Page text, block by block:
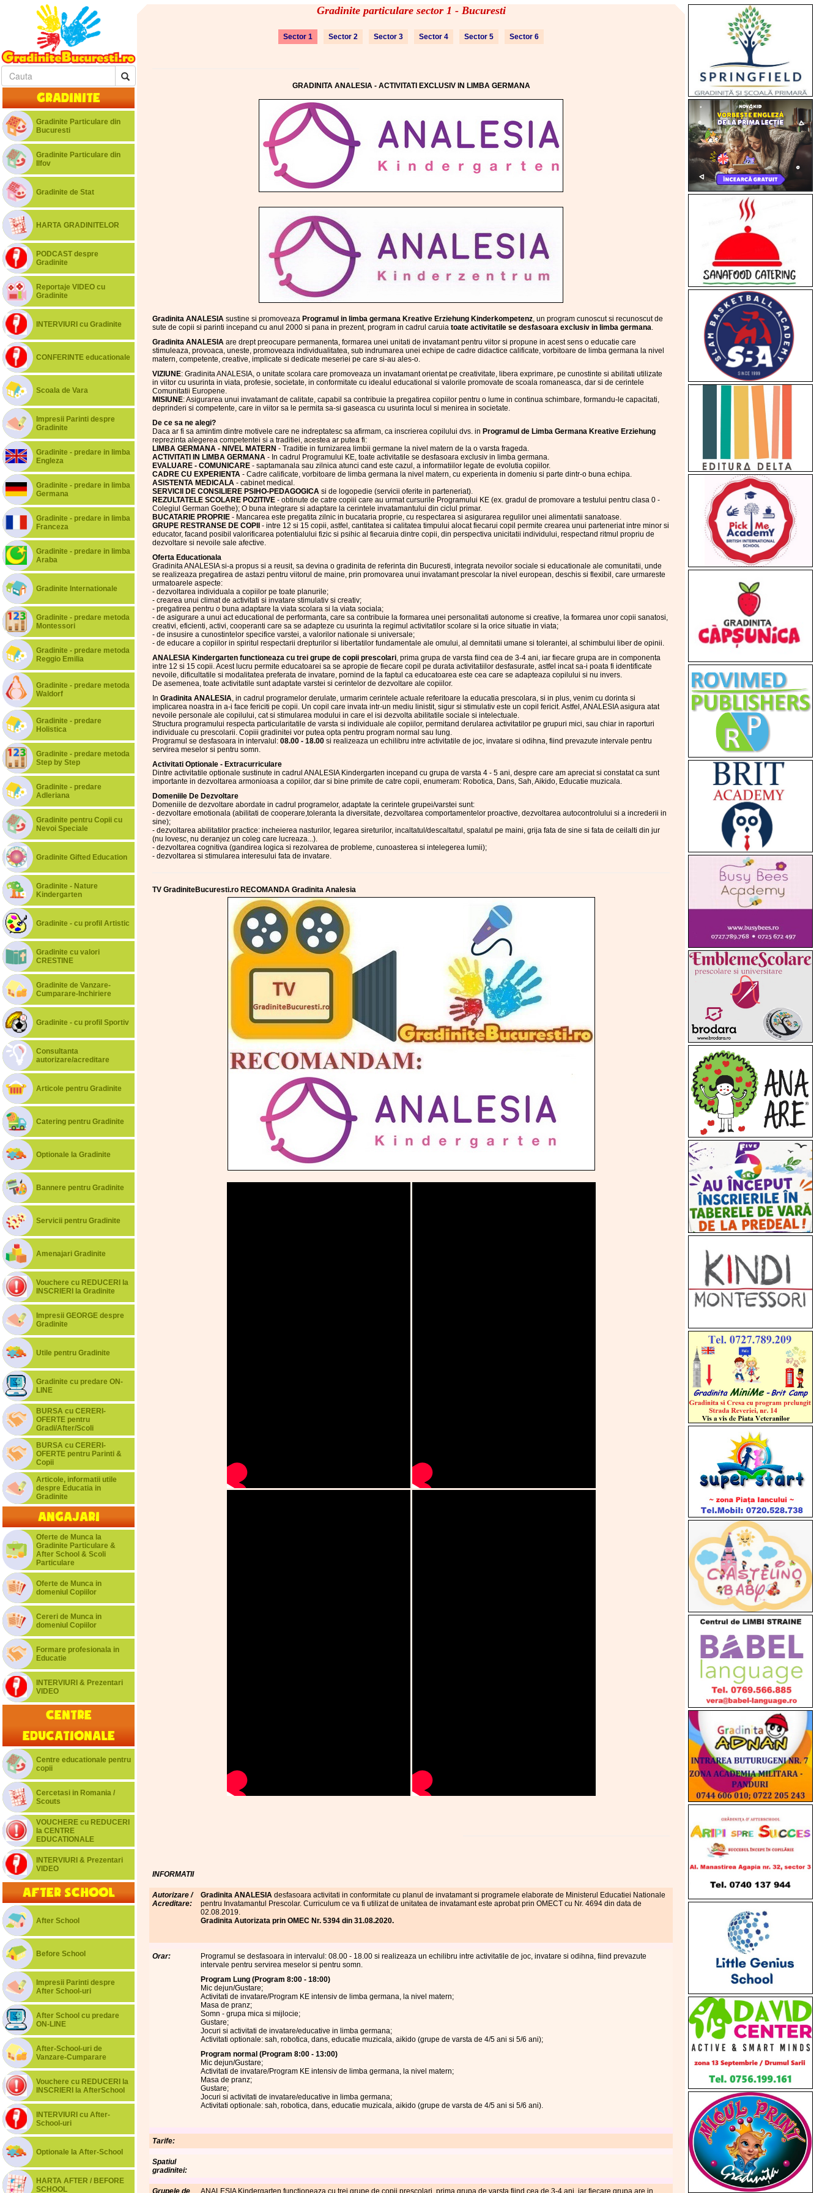
Gradinite
Gradinite Particulare din
Bucuresti
Gradinite Particulare din
Ilfov
Gradinite de Stat
HARTA GRADINITELOR
PODCAST despre
Gradinite
Reportaje VIDEO cu
Gradinite
INTERVIURI cu Gradinite
CONFERINTE educationale
Scoala de Vara
Impresii Parinti despre
Gradinite
Gradinite - predare in limba
Engleza
Gradinite - predare in limba
Germana
Gradinite - predare in limba
Franceza
Gradinite - predare in limba
Araba
Gradinite Internationale
Gradinite - predare metoda
Montessori
Gradinite - predare metoda
Reggio Emilia
Gradinite - predare metoda
Waldorf
Gradinite - predare
Holistica
Gradinite - predare metoda
Step by Step
Gradinite - predare
Adleriana
Gradinite pentru Copii cu
Nevoi Speciale
Gradinite Gifted Education
Gradinite - Nature
Kindergarten
Gradinite - cu profil Artistic
Gradinite cu valori
CRESTINE
Gradinite de Vanzare-
Cumparare-Inchiriere
Gradinite - cu profil Sportiv
Consultanta
autorizare/acreditare
Articole pentru Gradinite
Catering pentru Gradinite
Optionale la Gradinite
Bannere pentru Gradinite
Servicii pentru Gradinite
Amenajari Gradinite
Vouchere cu REDUCERI la
INSCRIERI la Gradinite
Impresii GEORGE despre
Gradinite
Utile pentru Gradinite
Gradinite cu predare ON-
LINE
BURSA cu CERERI-
OFERTE pentru
Gradi/After/Scoli
BURSA cu CERERI-
OFERTE pentru Parinti &
Copii
Articole, informatii utile
despre Educatia in
Gradinite
Angajari
Oferte de Munca la
Gradinite Particulare &
After School & Scoli
Particulare
Oferte de Munca in
domeniul Copiilor
Cereri de Munca in
domeniul Copiilor
Formare profesionala in
Educatie
INTERVIURI & Prezentari
VIDEO
Centre
educationale
Centre educationale pentru
copii
Cercetasi in Romania /
Scouts
VOUCHERE cu REDUCERI
la CENTRE
EDUCATIONALE
INTERVIURI & Prezentari
VIDEO
After School
After School
Before School
Impresii Parinti despre
After School-uri
After School cu predare
ON-LINE
After-School-uri de
Vanzare-Cumparare
Vouchere cu REDUCERI la
INSCRIERI la AfterSchool
INTERVIURI cu After-
School-uri
Optionale la After-School
HARTA AFTER / BEFORE
SCHOOL
Gradinite particulare sector 1 - Bucuresti
Sector 1 Sector 2 Sector 3 Sector 4 Sector 5 Sector 6
GRADINITA ANALESIA - ACTIVITATI EXCLUSIV IN LIMBA GERMANA
Gradinita ANALESIA sustine si promoveaza Programul in limba germana Kreative Erziehung Kinderkompetenz, un program cunoscut si recunoscut de
sute de copii si parinti incepand cu anul 2000 si pana in prezent, program in cadrul caruia toate activitatile se desfasoara exclusiv in limba germana.
Gradinita ANALESIA are drept preocupare permanenta, formarea unei unitati de invatamant pentru viitor si propune in acest sens o educatie care
stimuleaza, provoaca, uneste, promoveaza individualitatea, sub indrumarea unei echipe de cadre didactice calificate, vorbitoare de limba germana la nivel
matern, competente, creative, implicate si dedicate meseriei pe care si-au ales-o.
VIZIUNE: Gradinita ANALESIA, o unitate scolara care promoveaza un invatamant orientat pe creativitate, libera exprimare, pe cunostinte si abilitati utilizate
in viitor cu usurinta in viata, profesie, societate, in conformitate cu idealul educational si valorile promovate de scoala romaneasca, dar si de cerintele
Comunitatii Europene.
MISIUNE: Asigurarea unui invatamant de calitate, capabil sa contribuie la pregatirea copiilor pentru o lume in continua schimbare, formandu-le capacitati,
deprinderi si competente, care in viitor sa le permita sa-si gaseasca cu usurinta locul si menirea in societate.
De ce sa ne alegi?
Daca ar fi sa amintim dintre motivele care ne indreptatesc sa afirmam, ca inscrierea copilului dvs. in Programul de Limba Germana Kreative Erziehung
reprezinta alegerea competentei si a traditiei, acestea ar putea fi:
LIMBA GERMANA - NIVEL MATERN - Traditie in furnizarea limbii germane la nivel matern de la o varsta frageda.
ACTIVITATI IN LIMBA GERMANA - In cadrul Programului KE, toate activitatile se desfasoara exclusiv in limba germana.
EVALUARE - COMUNICARE - saptamanala sau zilnica atunci cand este cazul, a informatiilor legate de evolutia copiilor.
CADRE CU EXPERIENTA - Cadre calificate, vorbitoare de limba germana la nivel matern, cu experienta in domeniu si parte dintr-o buna echipa.
ASISTENTA MEDICALA - cabinet medical.
SERVICII DE CONSILIERE PSIHO-PEDAGOGICA si de logopedie (servicii oferite in parteneriat).
REZULTATELE SCOLARE POZITIVE - obtinute de catre copiii care au urmat cursurile Programului KE (ex. gradul de promovare a testului pentru clasa 0 -
Colegiul German Goethe); O buna integrare si adaptare la cerintele invatamantului din ciclul primar.
BUCATARIE PROPRIE - Mancarea este pregatita zilnic in bucataria proprie, cu respectarea si asigurarea regulilor unei alimentatii sanatoase.
GRUPE RESTRANSE DE COPII
- intre 12 si 15 copii, astfel, cantitatea si calitatea timpului alocat fiecarui copil permite crearea unui parteneriat intre minor si
educator, facand posibil valorificarea potentialului fizic si psihic al fiecaruia dintre copii, din perspectiva unicitatii individului, respectand ritmul propriu de
dezvoltare si nevoile sale afective.
Oferta Educationala
Gradinita ANALESIA si-a propus si a reusit, sa devina o gradinita de referinta din Bucuresti, integrata nevoilor sociale si educationale ale comunitatii, unde
se realizeaza pregatirea de astazi pentru viitorul de maine, prin promovarea unui invatamant prescolar la nivel european, deschis si flexibil, care urmareste
urmatoarele aspecte:
- dezvoltarea individuala a copiilor pe toate planurile;
- crearea unui climat de activitati si invatare stimulativ si creativ;
- pregatirea pentru o buna adaptare la viata scolara si la viata sociala;
- de asigurare a unui act educational de performanta, care sa contribuie la formarea unei personalitati autonome si creative, la formarea unor copii sanatosi,
creativi, eficienti, activi, cooperanti care sa se adapteze cu usurinta la regimul activitatilor scolare si la orice situatie in viata;
- de insusire a cunostintelor specifice varstei, a valorilor nationale si universale;
- de educare a copiilor in spiritul respectarii drepturilor si libertatilor fundamentale ale omului, al demnitatii umane si tolerantei, al schimbului liber de opinii.
ANALESIA Kindergarten functioneaza cu trei grupe de copii prescolari, prima grupa de varsta fiind cea de 3-4 ani, iar fiecare grupa are in componenta
intre 12 si 15 copii. Acest lucru permite educatoarei sa se apropie de fiecare copil pe durata activitatiilor desfasurate, astfel incat sa-i poata fi identificate
nevoile, dificultatile si modalitatea preferata de invatare, pornind de la faptul ca educatoarea este cea care se adapteaza copilului si nu invers.
De asemenea, toate activitatile sunt adaptate varstei si cerintelor de dezvoltare ale copiilor.
In Gradinita ANALESIA, in cadrul programelor derulate, urmarim cerintele actuale referitoare la educatia prescolara, si in plus, venim cu dorinta si
implicarea noastra in a-i face fericiti pe copii. Un copil care invata intr-un mediu linistit, sigur si stimulativ este un copil fericit. Astfel, ANALESIA asigura atat
nevoile personale ale copilului, cat si stimularea modului in care el isi dezvolta abilitatile sociale si intelectuale.
Structura programului respecta particularitatile de varsta si individuale ale copiilor, permitand derularea activitatilor pe grupuri mici, sau chiar in raporturi
individuale cu prescolarii. Copiii gradinitei vor putea opta pentru program normal sau lung.
Programul se desfasoara in intervalul: 08.00 - 18.00 si realizeaza un echilibru intre activitatile de joc, invatare si odihna, fiind prevazute intervale pentru
servirea meselor si pentru somn.
Activitati Optionale - Extracurriculare
Dintre activitatile optionale sustinute in cadrul ANALESIA Kindergarten incepand cu grupa de varsta 4 - 5 ani, despre care am apreciat si constatat ca sunt
importante in dezvoltarea armonioasa a copiilor, dar si bine primite de catre copii, enumeram: Robotica, Dans, Sah, Aikido, Educatie muzicala.
Domeniile De Dezvoltare
Domeniile de dezvoltare abordate in cadrul programelor, adaptate la cerintele grupei/varstei sunt:
- dezvoltare emotionala (abilitati de cooperare,toleranta la diversitate, dezvoltarea comportamentelor proactive, dezvoltarea autocontrolului si a increderii in
sine);
- dezvoltarea abilitatilor practice: incheierea nasturilor, legarea sireturilor, incaltatul/descaltatul, spalatul pe maini, grija fata de sine si fata de ceilalti din jur
(nu lovesc, nu deranjez un coleg care lucreaza...).
- dezvoltarea cognitiva (gandirea logica si rezolvarea de probleme, cunoasterea si intelegerea lumii);
- dezvoltarea si stimularea interesului fata de invatare.
TV GradiniteBucuresti.ro RECOMANDA Gradinita Analesia
INFORMATII
Autorizare /
Acreditare:
Gradinita ANALESIA desfasoara activitati in conformitate cu planul de invatamant si programele elaborate de Ministerul Educatiei Nationale
pentru Invatamantul Prescolar. Curriculum ce va fi utilizat de unitatea de invatamant este aprobat prin OMECT cu Nr. 4694 din data de
02.08.2019.
Gradinita Autorizata prin OMEC Nr. 5394 din 31.08.2020.
Orar:
Programul se desfasoara in intervalul: 08.00 - 18.00 si realizeaza un echilibru intre activitatile de joc, invatare si odihna, fiind prevazute
intervale pentru servirea meselor si pentru somn.
Program Lung (Program 8:00 - 18:00)
Mic dejun/Gustare;
Activitati de invatare/Program KE intensiv de limba germana, la nivel matern;
Masa de pranz;
Somn - grupa mica si mijlocie;
Gustare;
Jocuri si activitati de invatare/educative in limba germana;
Activitati optionale: sah, robotica, dans, educatie muzicala, aikido (grupe de varsta de 4/5 ani si 5/6 ani);
Program normal (Program 8:00 - 13:00)
Mic dejun/Gustare;
Activitati de invatare/Program KE intensiv de limba germana, la nivel matern;
Masa de pranz;
Gustare;
Jocuri si activitati de invatare/educative in limba germana;
Activitati optionale: sah, robotica, dans, educatie muzicala, aikido (grupe de varsta de 4/5 ani si 5/6 ani).
Tarife:
Spatiul
gradinitei:
Grupele de ANALESIA Kindergarten functioneaza cu trei grupe de copii prescolari, prima grupa de varsta fiind cea de 3-4 ani, iar fiecare grupa are in